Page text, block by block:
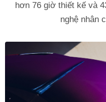
hơn 76 giờ thiết kế và
nghệ nhân